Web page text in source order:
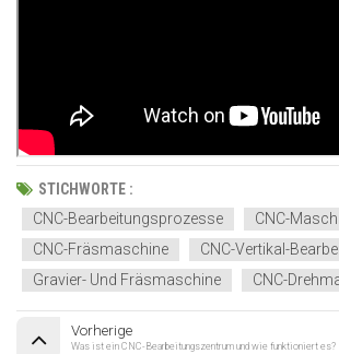
STICHWORTE :
CNC-Bearbeitungsprozesse
CNC-
CNC-Fräsmaschine
CNC-Vertikal-
Gravier- Und Fräsmaschine
CNC-
Vorherige
Was ist ein CNC-Bearbeitungszentrum und wie funktioniert es?